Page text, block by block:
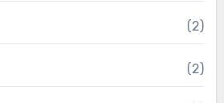
(2)
(2)